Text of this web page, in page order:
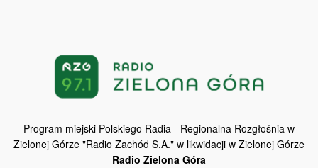
Program miejski Polskiego Radia - Regionalna Rozgłośnia w
Zielonej Górze "Radio Zachód S.A." w likwidacji w Zielonej Górze
Radio Zielona Góra